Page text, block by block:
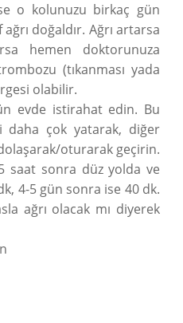
o kolunuzu birkaç gün
ağrı doğaldır. Ağrı artarsa
hemen doktorunuza
(tıkanması yada
olabilir.
evde istirahat edin. Bu
daha çok yatarak, diğer
oturarak geçirin.
saat sonra düz yolda ve
4-5 gün sonra ise 40 dk.
ağrı olacak mı diyerek